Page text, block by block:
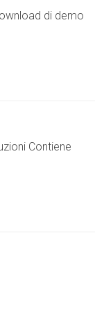
di demo
Contiene